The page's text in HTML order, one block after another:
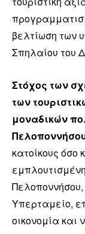
βελτίωση των
Σπηλαίου του
Στόχος των
των
μοναδικών
κατοίκους όσο
Υπερταμείο,
οικονομία και